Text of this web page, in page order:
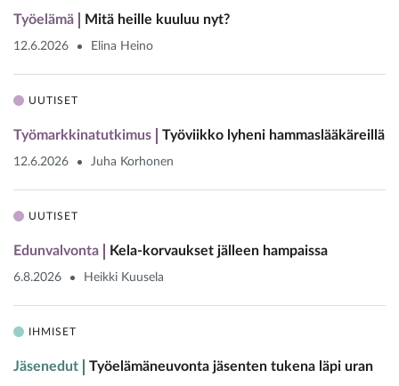
Työelämä Mitä heille kuuluu nyt?
12.6.2026 Elina Heino
UUTISET
Työmarkkinatutkimus Työviikko lyheni hammaslääkäreillä
12.6.2026 Juha Korhonen
UUTISET
Edunvalvonta Kela-korvaukset jälleen hampaissa
6.8.2026 Heikki Kuusela
IHMISET
Jäsenedut Työelämäneuvonta jäsenten tukena läpi uran